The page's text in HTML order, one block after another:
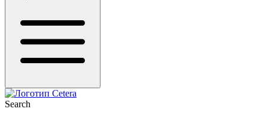
Search